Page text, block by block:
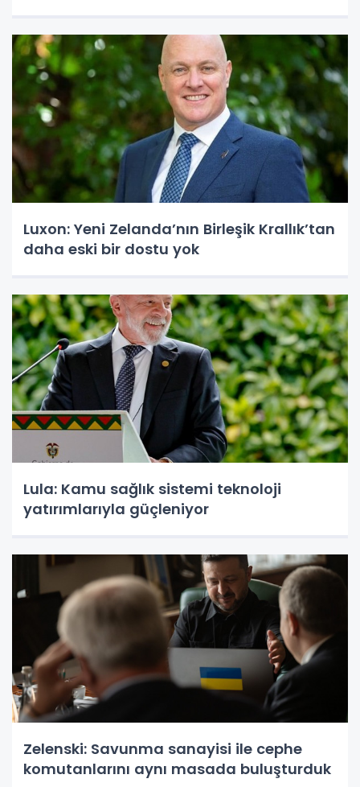
Luxon: Yeni Zelanda’nın Birleşik Krallık’tan
daha eski bir dostu yok
Lula: Kamu sağlık sistemi teknoloji
yatırımlarıyla güçleniyor
Zelenski: Savunma sanayisi ile cephe
komutanlarını aynı masada buluşturduk